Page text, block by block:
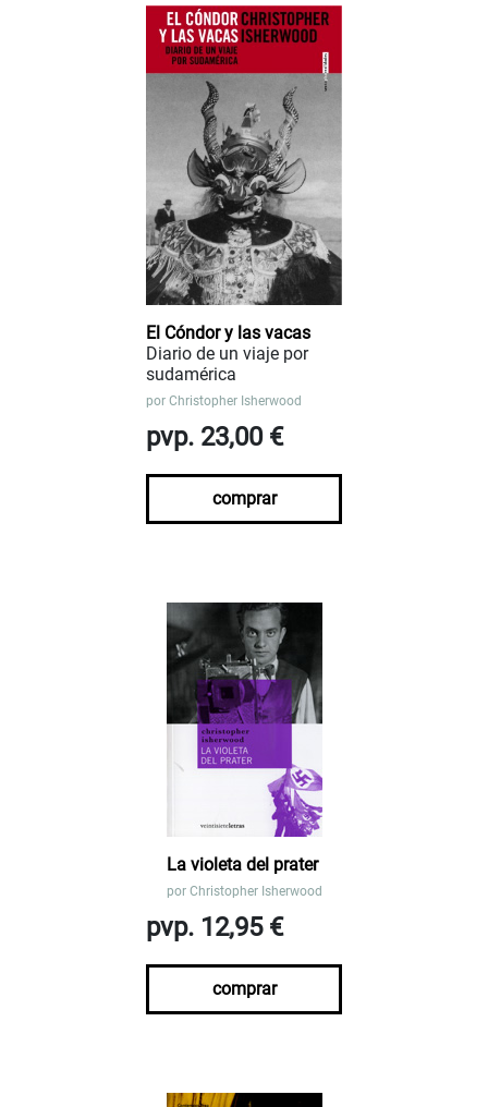
El Cóndor y las vacas
Diario de un viaje por
sudamérica
por Christopher Isherwood
pvp. 23,00 €
comprar
La violeta del prater
por Christopher Isherwood
pvp. 12,95 €
comprar